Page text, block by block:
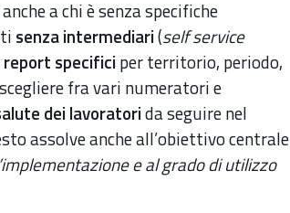
a chi è senza specifiche
senza intermediari(self service
report specifici per territorio, periodo,
fra vari numeratori e
dei lavoratorida seguire nel
assolve anche all’obiettivo centrale
e al grado di utilizzo